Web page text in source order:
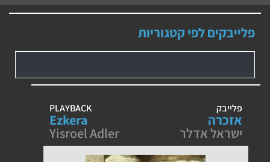
פלייבקים לפי קטגוריות
פלייבק
אזכרה
ישראל אדלר
PLAYBACK
Ezkera
Yisroel Adler